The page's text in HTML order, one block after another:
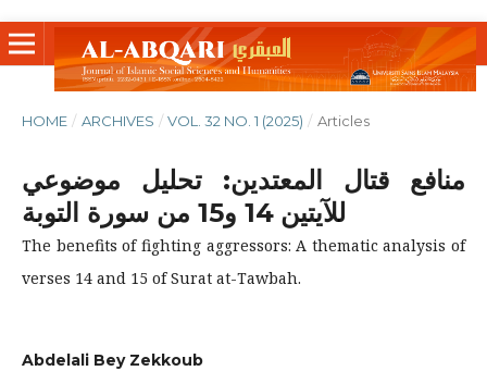
HOME / ARCHIVES / VOL. 32 NO. 1 (2025) / Articles
منافع قتال المعتدين: تحليل موضوعي
للآيتين 14 و15 من سورة التوبة
The benefits of fighting aggressors: A thematic analysis of
verses 14 and 15 of Surat at-Tawbah.
Abdelali Bey Zekkoub